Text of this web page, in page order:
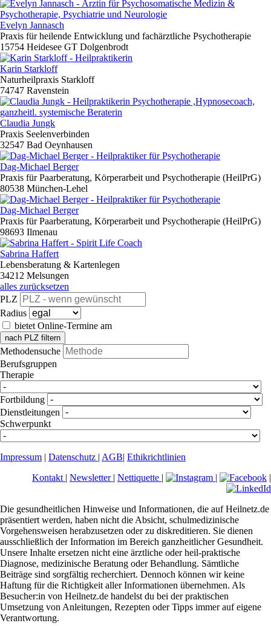
Evelyn Jannasch
Praxis für heilende Entwicklung und fachärztliche Psychotherapie
15754 Heidesee GT Dolgenbrodt
Karin Starkloff
Naturheilpraxis Starkloff
74747 Ravenstein
Claudia Jungk
Praxis Seelenverbinden
32547 Bad Oeynhausen
Dag-Michael Berger
Praxis für Paarberatung, Körperarbeit und Psychotherapie (HeilPrG)
80538 München-Lehel
Dag-Michael Berger
Praxis für Paarberatung, Körperarbeit und Psychotherapie (HeilPrG)
98693 Ilmenau
Sabrina Haffert
Lebensberatung & Kartenlegen
34212 Melsungen
alles zurücksetzen
PLZ
Radius
bietet Online-Termine am
nach PLZ filtern
Methodensuche
Berufsgruppen
Therapie
Fortbildung
Dienstleitungen
Schwerpunkt
Impressum | Datenschutz | AGB| Ethikrichtlinien
Kontakt | Newsletter | Nettiquette | | |
Die gesundheitlichen Hinweise und Informationen, die auf Heilnetz.de
präsentiert werden, haben nicht die Absicht, schulmedizinische
Vorgehensweisen herabzusetzen oder zu diskreditieren. Sie dienen
ausschließlich der Information im Bereich ganzheitlicher Gesundheit.
Unsere Inhalte ersetzen nicht eine ärztliche oder heil-praktische
Diagnose, medizinische Beratung oder Behandlung. Sämtliche
Beiträge sind sorgfältig recherchiert. Dennoch können wir keine
Haftung für die Richtigkeit aller Informationen übernehmen. Als
Besucher:in von Heilnetz.de handelst du bei der praktischen
Umsetzung von Anleitungen, Rezepten oder Tipps immer auf eigene
Verantwortung.